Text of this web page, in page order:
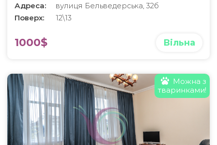
Адреса:
вулиця Бельведерська, 32б
Поверх:
12\13
1000$ Вільна
Можна з
тваринками!